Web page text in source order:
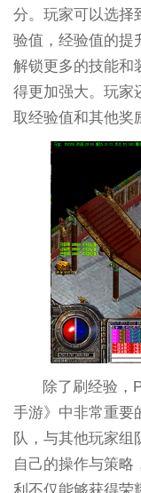
分。玩家可以选择
验值，经验值的提
解锁更多的技能和
得更加强大。玩家
取经验值和其他奖
除了刷经验，
手游》中非常重要
队，与其他玩家组
自己的操作与策略